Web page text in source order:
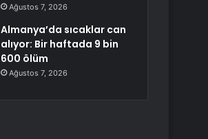
Ağustos 7, 2026
Almanya’da sıcaklar can
alıyor: Bir haftada 9 bin
600 ölüm
Ağustos 7, 2026